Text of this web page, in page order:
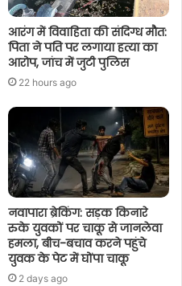
आरंग में विवाहिता की संदिग्ध मौत:
पिता ने पति पर लगाया हत्या का
आरोप, जांच में जुटी पुलिस
22 hours ago
नवापारा ब्रेकिंग: सड़क किनारे
रुके युवकों पर चाकू से जानलेवा
हमला, बीच-बचाव करने पहुंचे
युवक के पेट में घोंपा चाकू
2 days ago